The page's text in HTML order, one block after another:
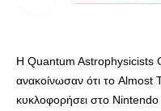
Η Quantum Astrophysicists
ανακοίνωσαν ότι το
κυκλοφορήσει στο